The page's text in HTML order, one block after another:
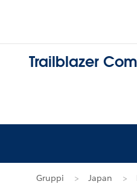
Trailblazer
Gruppi Japan